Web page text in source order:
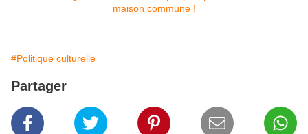
#Politique culturelle
Partager